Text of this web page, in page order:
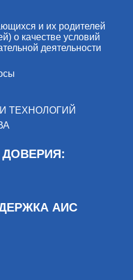
и их родителей
о качестве условий
деятельности
ТЕХНОЛОГИЙ
АИС